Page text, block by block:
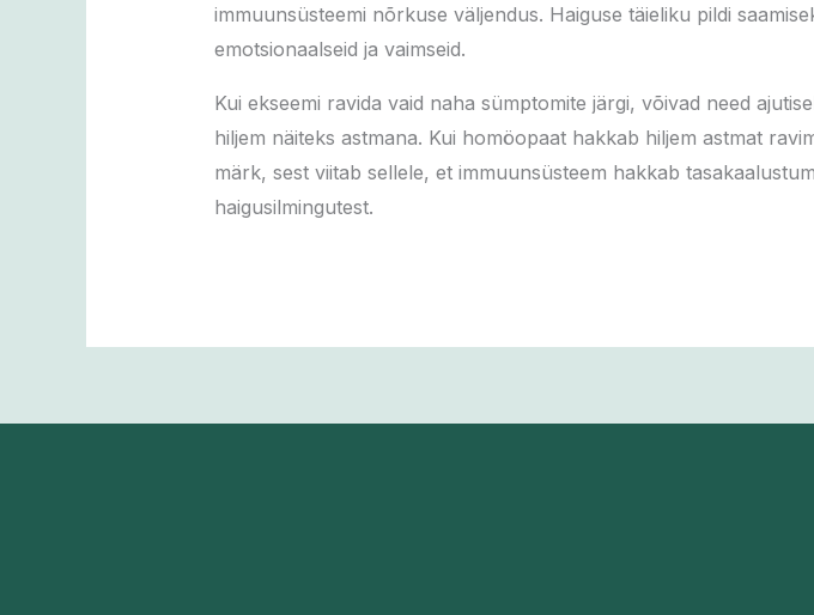
immuunsüsteemi nõrkuse väljendus. Haiguse täieliku pildi
emotsionaalseid ja vaimseid.
Kui ekseemi ravida vaid naha sümptomite järgi, võivad need
hiljem näiteks astmana. Kui homöopaat hakkab hiljem astmat
märk, sest viitab sellele, et immuunsüsteem hakkab
haigusilmingutest.